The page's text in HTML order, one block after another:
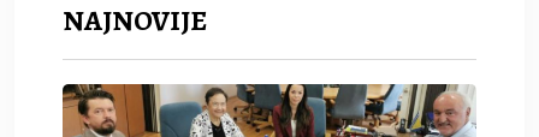
NAJNOVIJE